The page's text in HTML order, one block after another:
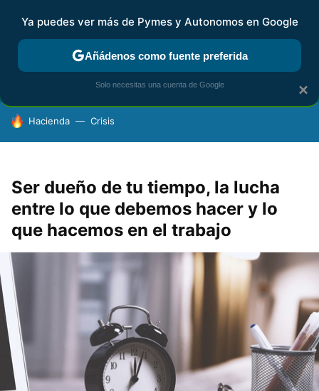
FISCALIDAD Y CONTABILIDAD KIT DIGITAL RENTA
HOY SE HABLA DE
Hacienda Crisis
Ser dueño de tu tiempo, la lucha
entre lo que debemos hacer y lo
que hacemos en el trabajo
×
Ya puedes ver más de Pymes y Autonomos en Google
Añádenos como fuente preferida
Solo necesitas una cuenta de Google